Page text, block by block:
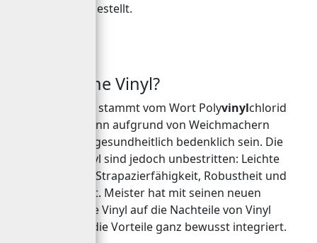
zur Verfügung gestellt.
Warum ohne Vinyl?
Der Begriff Vinyl stammt vom Wort Polyvinylchlorid
(PVC) ab. PVC kann aufgrund von Weichmachern
ökologisch und gesundheitlich bedenklich sein. Die
Vorteile von Vinyl sind jedoch unbestritten: Leichte
Pflege, extreme Strapazierfähigkeit, Robustheit und
Wasserfestigkeit. Meister hat mit seinen neuen
Vinylböden ohne Vinyl auf die Nachteile von Vinyl
verzichtet aber die Vorteile ganz bewusst integriert.